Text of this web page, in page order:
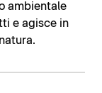
ambientale
e agisce in